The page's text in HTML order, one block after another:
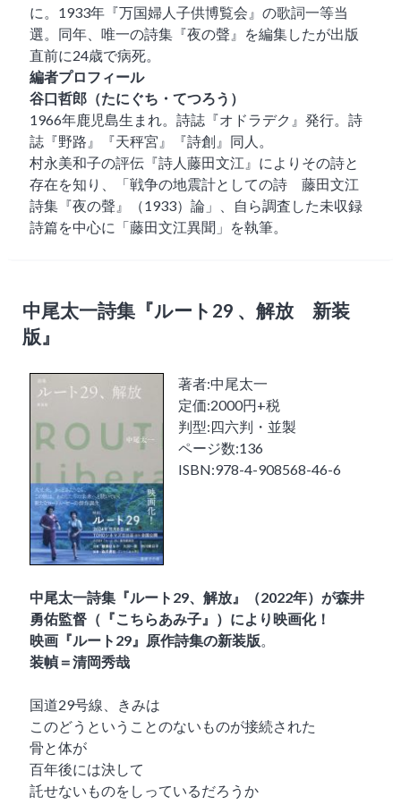
に。1933年『万国婦人子供博覧会』の歌詞一等当
選。同年、唯一の詩集『夜の聲』を編集したが出版
直前に24歳で病死。
編者プロフィール
谷口哲郎（たにぐち・てつろう）
1966年鹿児島生まれ。詩誌『オドラデク』発行。詩
誌『野路』『天秤宮』『詩創』同人。
村永美和子の評伝『詩人藤田文江』によりその詩と
存在を知り、「戦争の地震計としての詩 藤田文江
詩集『夜の聲』（1933）論」、自ら調査した未収録
詩篇を中心に「藤田文江異聞」を執筆。
中尾太一詩集『ルート29 、解放 新装
版』
著者:中尾太一
定価:2000円+税
判型:四六判・並製
ページ数:136
ISBN:978-4-908568-46-6
中尾太一詩集『ルート29、解放』（2022年）が森井
勇佑監督（『こちらあみ子』）により映画化！
映画『ルート29』原作詩集の新装版
装幀＝清岡秀哉
国道29号線、きみは
このどうということのないものが接続された
骨と体が
百年後には決して
託せないものをしっているだろうか